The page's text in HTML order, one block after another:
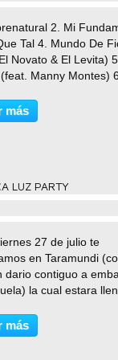
2. Mi
Tal 4. Mundo De
Novato & El Levita)
Manny Montes)
Santo) 7. Te Noto
8. El Silencio De la
más
LUZ PARTY
27 de julio te
en Taramundi
dario contiguo a
la cual estara
de Jcp & Fresh "Los
y lanzamiento
más